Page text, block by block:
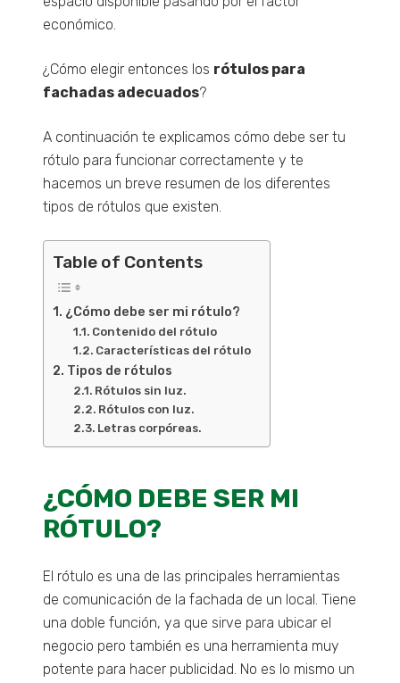
económico.
¿Cómo elegir entonces los rótulos para
fachadas adecuados?
A continuación te explicamos cómo debe ser tu
rótulo para funcionar correctamente y te
hacemos un breve resumen de los diferentes
tipos de rótulos que existen.
Table of Contents
¿Cómo debe ser mi rótulo?
Contenido del rótulo
Características del rótulo
Tipos de rótulos
Rótulos sin luz.
Rótulos con luz.
Letras corpóreas.
¿CÓMO DEBE SER MI
RÓTULO?
El rótulo es una de las principales herramientas
de comunicación de la fachada de un local. Tiene
una doble función, ya que sirve para ubicar el
negocio pero también es una herramienta muy
potente para hacer publicidad. No es lo mismo un
web.
Experiencia
Para que
mejor posible
durante tu
rechaza estas
cookies,
funcionalidades
desaparecerán
Marketing
Al compartir tus
intereses y
comportamiento
mientras visitas
aumentas la
ofertas
personalizados.